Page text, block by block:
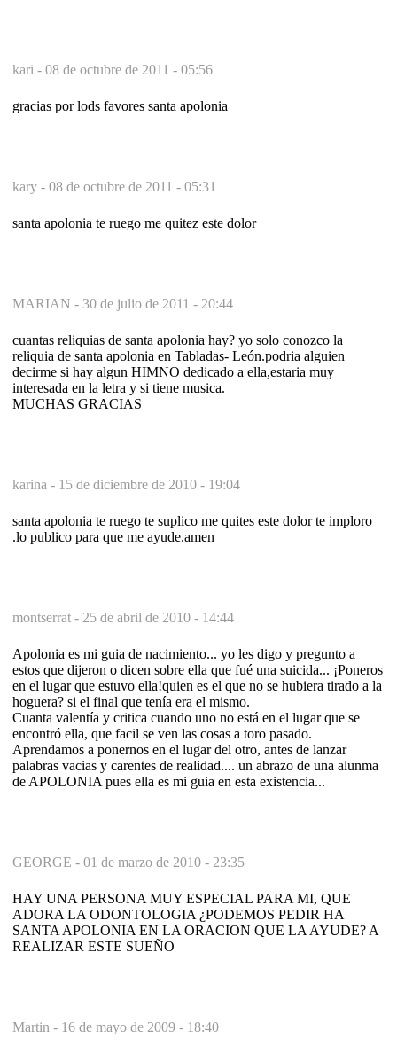
kari - 08 de octubre de 2011 - 05:56
gracias por lods favores santa apolonia
kary - 08 de octubre de 2011 - 05:31
santa apolonia te ruego me quitez este dolor
MARIAN - 30 de julio de 2011 - 20:44
cuantas reliquias de santa apolonia hay? yo solo conozco la
reliquia de santa apolonia en Tabladas- León.podria alguien
decirme si hay algun HIMNO dedicado a ella,estaria muy
interesada en la letra y si tiene musica.
MUCHAS GRACIAS
karina - 15 de diciembre de 2010 - 19:04
santa apolonia te ruego te suplico me quites este dolor te imploro
.lo publico para que me ayude.amen
montserrat - 25 de abril de 2010 - 14:44
Apolonia es mi guia de nacimiento... yo les digo y pregunto a
estos que dijeron o dicen sobre ella que fué una suicida... ¡Poneros
en el lugar que estuvo ella!quien es el que no se hubiera tirado a la
hoguera? si el final que tenía era el mismo.
Cuanta valentía y critica cuando uno no está en el lugar que se
encontró ella, que facil se ven las cosas a toro pasado.
Aprendamos a ponernos en el lugar del otro, antes de lanzar
palabras vacias y carentes de realidad.... un abrazo de una alunma
de APOLONIA pues ella es mi guia en esta existencia...
GEORGE - 01 de marzo de 2010 - 23:35
HAY UNA PERSONA MUY ESPECIAL PARA MI, QUE
ADORA LA ODONTOLOGIA ¿PODEMOS PEDIR HA
SANTA APOLONIA EN LA ORACION QUE LA AYUDE? A
REALIZAR ESTE SUEÑO
Martin - 16 de mayo de 2009 - 18:40